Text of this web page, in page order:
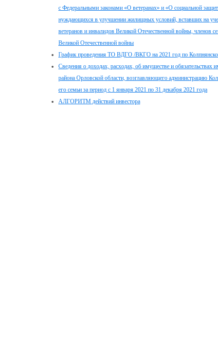
с Федеральными законами «О ветеранах» и «О социальной
нуждающихся в улучшении жилищных условий, вставших на
ветеранов и инвалидов Великой Отечественной войны, членов
Великой Отечественной войны
График проведения ТО ВДГО /ВКГО на 2021 год по
Сведения о доходах, расходах, об имуществе и обязательствах
района Орловской области, возглавляющего администрацию
его семьи за период с 1 января 2021 по 31 декабря 2021 года
АЛГОРИТМ действий инвестора